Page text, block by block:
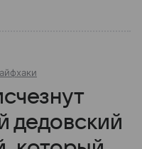
дедовский